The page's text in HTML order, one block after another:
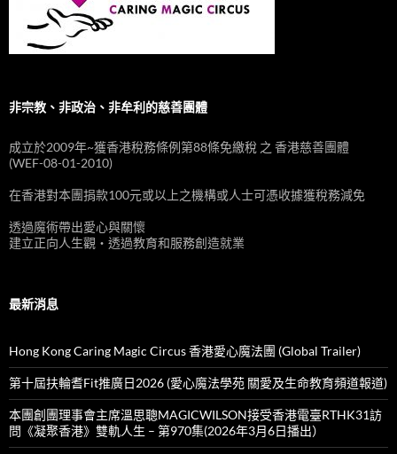
非宗教、非政治、非牟利的慈善團體
成立於2009年~獲香港稅務條例第88條免繳稅 之 香港慈善團體
(WEF-08-01-2010)
在香港對本團捐款100元或以上之機構或人士可憑收據獲稅務減免
透過魔術帶出愛心與關懷
建立正向人生觀‧透過教育和服務創造就業
最新消息
Hong Kong Caring Magic Circus 香港愛心魔法團 (Global Trailer)
第十屆扶輪耆Fit推廣日2026 (愛心魔法學苑 關愛及生命教育頻道報道)
本團創團理事會主席溫思聰MAGICWILSON接受香港電臺RTHK31訪
問《凝聚香港》雙軌人生 – 第970集(2026年3月6日播出）